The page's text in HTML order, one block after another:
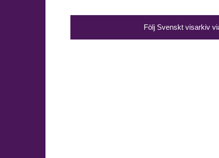
Följ Svenskt visarkiv